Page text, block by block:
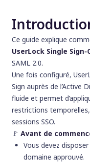
Ce guide explique
UserLock Single Sign-
SAML 2.0.
Une fois configuré,
Sign auprès de l’Active
fluide et permet
restrictions
sessions SSO.
🚩️ Avant de
Vous devez disposer
domaine approuvé.